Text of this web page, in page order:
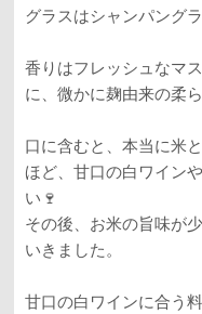
グラスはシャンパング
香りはフレッシュなマ
に、微かに麹由来の柔
口に含むと、本当に米
ほど、甘口の白ワイン
い🍷
その後、お米の旨味が
いきました。
甘口の白ワインに合う